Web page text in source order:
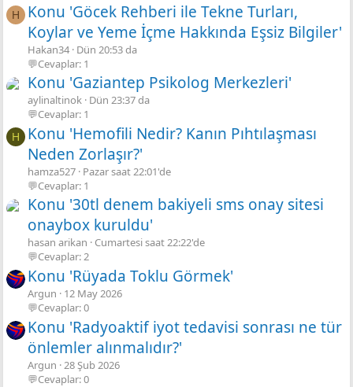
H
Konu 'Göcek Rehberi ile Tekne Turları,
Koylar ve Yeme İçme Hakkında Eşsiz Bilgiler'
Hakan34 Dün 20:53 da
💬Cevaplar: 1
Konu 'Gaziantep Psikolog Merkezleri'
aylinaltinok Dün 23:37 da
💬Cevaplar: 1
H
Konu 'Hemofili Nedir? Kanın Pıhtılaşması
Neden Zorlaşır?'
hamza527 Pazar saat 22:01'de
💬Cevaplar: 1
Konu '30tl denem bakiyeli sms onay sitesi
onaybox kuruldu'
hasan arikan
Cumartesi saat 22:22'de
💬Cevaplar: 2
Konu 'Rüyada Toklu Görmek'
Argun
12 May 2026
💬Cevaplar: 0
Konu 'Radyoaktif iyot tedavisi sonrası ne tür
önlemler alınmalıdır?'
Argun
28 Şub 2026
💬Cevaplar: 0